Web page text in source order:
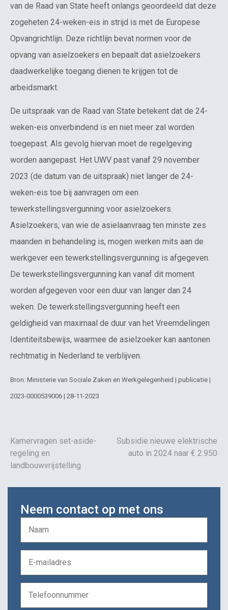
van de Raad van State heeft onlangs geoordeeld dat deze
zogeheten 24-weken-eis in strijd is met de Europese
Opvangrichtlijn. Deze richtlijn bevat normen voor de
opvang van asielzoekers en bepaalt dat asielzoekers
daadwerkelijke toegang dienen te krijgen tot de
arbeidsmarkt.
De uitspraak van de Raad van State betekent dat de 24-
weken-eis onverbindend is en niet meer zal worden
toegepast. Als gevolg hiervan moet de regelgeving
worden aangepast. Het UWV past vanaf 29 november
2023 (de datum van de uitspraak) niet langer de 24-
weken-eis toe bij aanvragen om een
tewerkstellingsvergunning voor asielzoekers.
Asielzoekers, van wie de asielaanvraag ten minste zes
maanden in behandeling is, mogen werken mits aan de
werkgever een tewerkstellingsvergunning is afgegeven.
De tewerkstellingsvergunning kan vanaf dit moment
worden afgegeven voor een duur van langer dan 24
weken. De tewerkstellingsvergunning heeft een
geldigheid van maximaal de duur van het Vreemdelingen
Identiteitsbewijs, waarmee de asielzoeker kan aantonen
rechtmatig in Nederland te verblijven.
Bron: Ministerie van Sociale Zaken en Werkgelegenheid | publicatie |
2023-0000539006 | 28-11-2023
Kamervragen set-aside-
regeling en
landbouwvrijstelling
Subsidie nieuwe elektrische
auto in 2024 naar € 2.950
Neem contact op met ons